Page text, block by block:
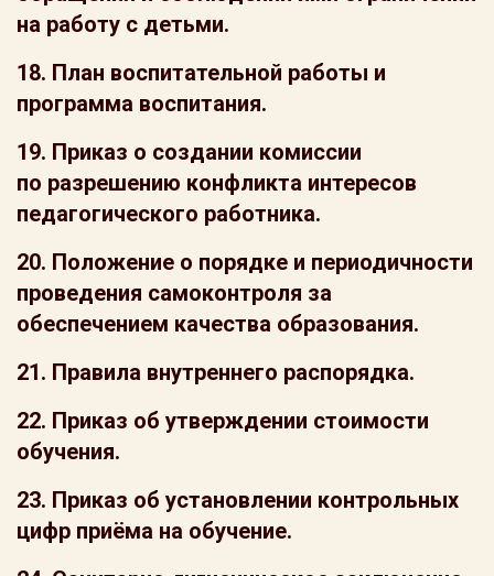
на работу с детьми.
18. План воспитательной работы и
программа воспитания.
19. Приказ о создании комиссии
по разрешению конфликта интересов
педагогического работника.
20. Положение о порядке и периодичности
проведения самоконтроля за
обеспечением качества образования.
21. Правила внутреннего распорядка.
22. Приказ об утверждении стоимости
обучения.
23. Приказ об установлении контрольных
цифр приёма на обучение.